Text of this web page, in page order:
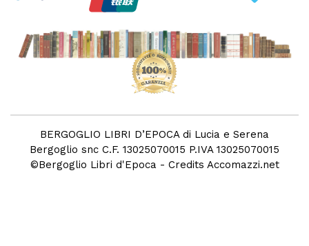
BERGOGLIO LIBRI D’EPOCA di Lucia e Serena
Bergoglio snc C.F. 13025070015 P.IVA 13025070015
©Bergoglio Libri d'Epoca - Credits Accomazzi.net